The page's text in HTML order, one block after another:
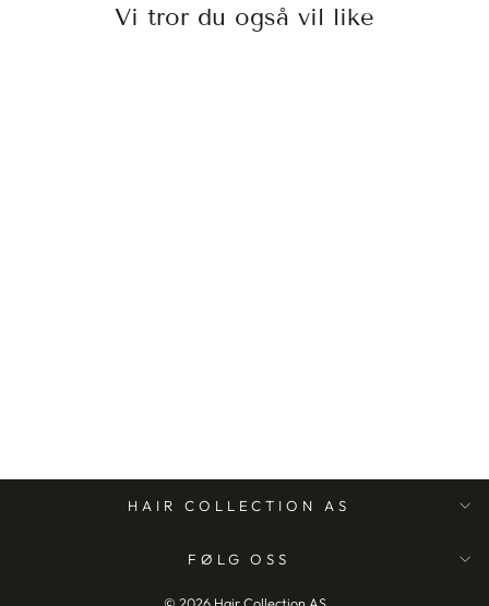
Vi tror du også vil like
HAIR COLLECTION AS
FØLG OSS
© 2026 Hair Collection AS